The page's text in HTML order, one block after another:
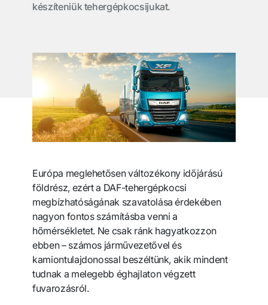
készíteniük tehergépkocsijukat.
Európa meglehetősen változékony időjárású
földrész, ezért a DAF-tehergépkocsi
megbízhatóságának szavatolása érdekében
nagyon fontos számításba venni a
hőmérsékletet. Ne csak ránk hagyatkozzon
ebben – számos járművezetővel és
kamiontulajdonossal beszéltünk, akik mindent
tudnak a melegebb éghajlaton végzett
fuvarozásról.